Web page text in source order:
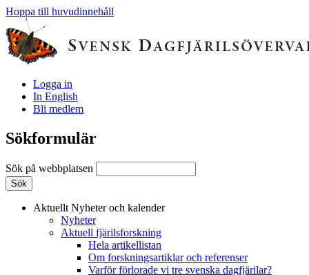
Hoppa till huvudinnehåll
Logga in
In English
Bli medlem
Sökformulär
Sök på webbplatsen
Aktuellt Nyheter och kalender
Nyheter
Aktuell fjärilsforskning
Hela artikellistan
Om forskningsartiklar och referenser
Varför förlorade vi tre svenska dagfjärilar?